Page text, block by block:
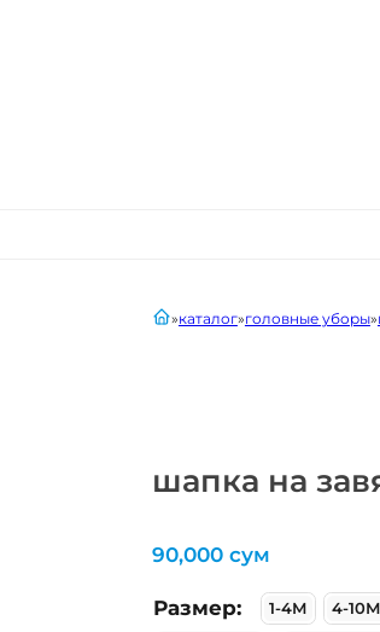
шапка на
главнаякаталог головные уборы
90,000 сум
Размер: 1-4М 4-10М